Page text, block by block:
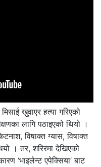
खुवाएर हत्या गरिएको
लागि पठाइएको थियो ।
विषाक्त ग्यास, विषाक्त
। तर, शरिरमा देखिएको
‘भाइलेन्ट एपेक्सिया’ बाट